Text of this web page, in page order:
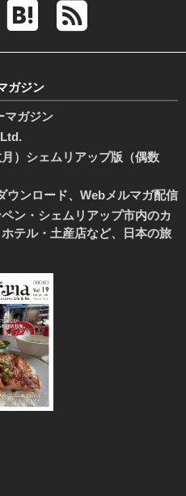
ガジン
マガジン
）シェムリアップ版（偶数
ウンロード、Webメルマガ配信
ン・シェムリアップ市内のカ
テル・土産店など、日本の旅